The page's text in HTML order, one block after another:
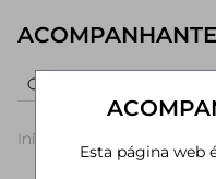
Início
Esta página web